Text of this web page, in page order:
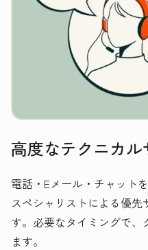
高度なテクニカル
電話・Eメール・チャット
スペシャリストによる優
す。必要なタイミングで、
ます。